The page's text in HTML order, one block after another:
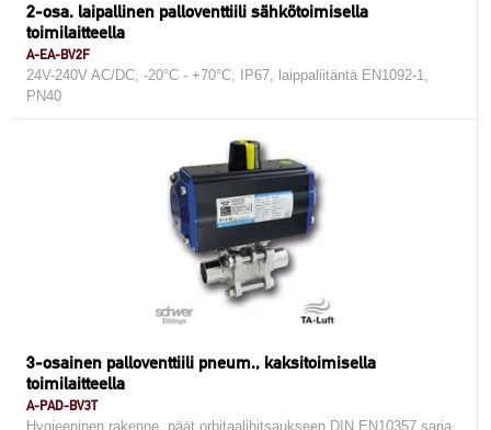
2-osa. laipallinen palloventtiili sähkötoimisella
toimilaitteella
A-EA-BV2F
24V-240V AC/DC, -20°C - +70°C, IP67, laippaliitäntä EN1092-1,
PN40
3-osainen palloventtiili pneum., kaksitoimisella
toimilaitteella
A-PAD-BV3T
Hygieeninen rakenne, päät orbitaalihitsaukseen DIN EN10357 sarja